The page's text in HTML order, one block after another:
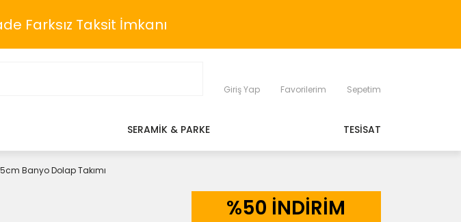
Farksız Taksit İmkanı
Giriş Yap Favorilerim Sepetim
SERAMİK & PARKE TESİSAT
Banyo Dolap Takımı
%50 İNDİRİM